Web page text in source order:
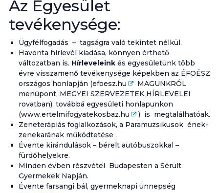
Az Egyesület
tevékenysége:
Ügyfélfogadás – tagságra való tekintet nélkül.
Havonta hírlevél kiadása, könnyen érthető
változatban is. Hírleveleinkés egyesületünk több
évre visszamenő tevékenysége képekben az ÉFOÉSZ
országos honlapján (efoesz.hu
MAGUNKRÓL
menüpont, MEGYEI SZERVEZETEK HÍRLEVELEI
rovatban), továbbá egyesületi honlapunkon
(www.ertelmifogyatekosbaz.hu
) is megtalálhatóak.
Zeneterápiás foglalkozások, a Paramuzsikusok ének-
zenekarának működtetése .
Évente kirándulások – bérelt autóbuszokkal –
fürdőhelyekre.
Minden évben részvétel Budapesten a Sérült
Gyermekek Napján.
Évente farsangi bál, gyermeknapi ünnepség